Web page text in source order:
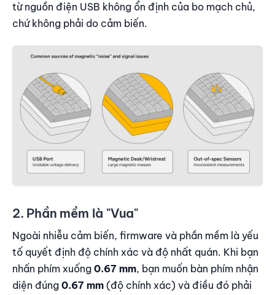
từ nguồn điện USB không ổn định của bo mạch chủ,
chứ không phải do cảm biến.
2. Phần mềm là "Vua"
Ngoài nhiễu cảm biến, firmware và phần mềm là yếu
tố quyết định độ chính xác và độ nhất quán. Khi bạn
nhấn phím xuống 0.67 mm, bạn muốn bàn phím nhận
diện đúng 0.67 mm (độ chính xác) và điều đó phải